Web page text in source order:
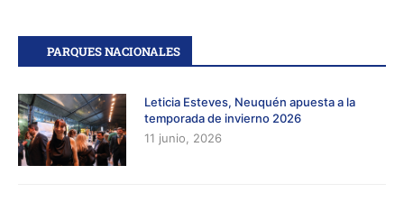
PARQUES NACIONALES
Leticia Esteves, Neuquén apuesta a la
temporada de invierno 2026
11 junio, 2026